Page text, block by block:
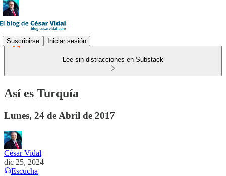
Suscribirse Iniciar sesión
Lee sin distracciones en Substack
Así es Turquía
Lunes, 24 de Abril de 2017
César Vidal
dic 25, 2024
Escucha